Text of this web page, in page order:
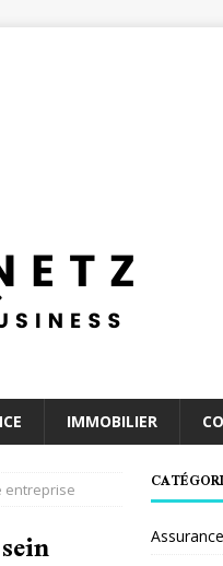
IMMOBILIER
entreprise
Assurance